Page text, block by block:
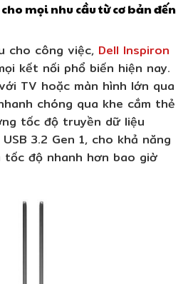
mọi nhu cầu từ cơ bản đến
cho công việc, Dell Inspiron
kết nối phổ biến hiện nay.
TV hoặc màn hình lớn qua
chóng qua khe cắm thẻ
tốc độ truyền dữ liệu
3.2 Gen 1, cho khả năng
độ nhanh hơn bao giờ